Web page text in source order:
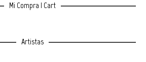
Mi Compra | Cart
Artistas